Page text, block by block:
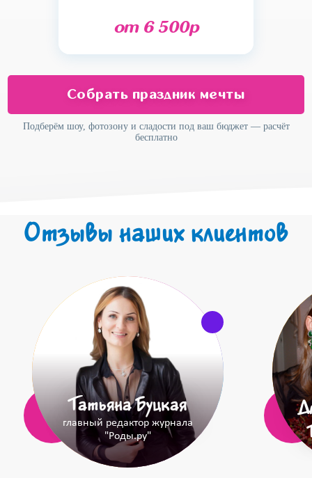
от 6 500р
Собрать праздник мечты
Подберём шоу, фотозону и сладости под ваш бюджет — расчёт
бесплатно
Отзывы наших клиентов
Татьяна Буцкая
главный редактор журнала
"Роды.ру"